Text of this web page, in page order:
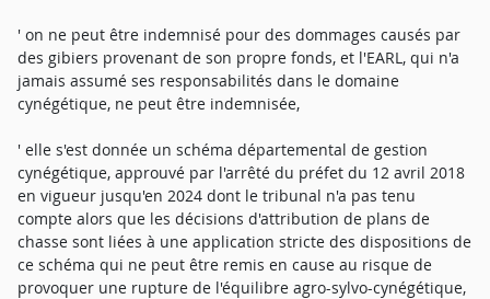
' on ne peut être indemnisé pour des dommages causés par
des gibiers provenant de son propre fonds, et l'EARL, qui n'a
jamais assumé ses responsabilités dans le domaine
cynégétique, ne peut être indemnisée,
' elle s'est donnée un schéma départemental de gestion
cynégétique, approuvé par l'arrêté du préfet du 12 avril 2018
en vigueur jusqu'en 2024 dont le tribunal n'a pas tenu
compte alors que les décisions d'attribution de plans de
chasse sont liées à une application stricte des dispositions de
ce schéma qui ne peut être remis en cause au risque de
provoquer une rupture de l'équilibre agro-sylvo-cynégétique,